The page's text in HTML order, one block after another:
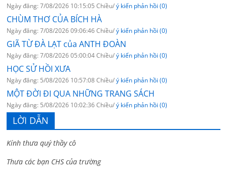
Ngày đăng: 7/08/2026 10:15:05 Chiều/ý kiến phản hồi (0)
CHÙM THƠ CỦA BÍCH HÀ
Ngày đăng: 7/08/2026 09:06:46 Chiều/ý kiến phản hồi (0)
GIÃ TỪ ĐÀ LẠT của ANTH ĐOÀN
Ngày đăng: 7/08/2026 05:00:04 Chiều/ý kiến phản hồi (0)
HỌC SỬ HỒI XƯA
Ngày đăng: 5/08/2026 10:57:08 Chiều/ý kiến phản hồi (0)
MỘT ĐỜI ĐI QUA NHỮNG TRANG SÁCH
Ngày đăng: 5/08/2026 10:02:36 Chiều/ý kiến phản hồi (0)
LỜI DẪN
Kính thưa quý thầy cô
Thưa các bạn CHS của trường